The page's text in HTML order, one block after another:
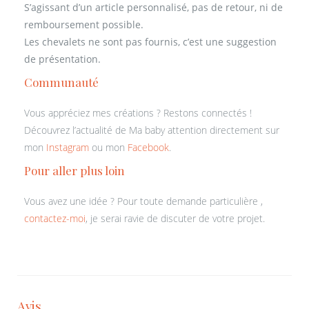
S’agissant d’un article personnalisé, pas de retour, ni de
remboursement possible.
Les chevalets ne sont pas fournis, c’est une suggestion
de présentation.
Communauté
Vous appréciez mes créations ? Restons connectés !
Découvrez l’actualité de Ma baby attention directement sur
mon Instagram ou mon Facebook.
Pour aller plus loin
Vous avez une idée ? Pour toute demande particulière ,
contactez-moi, je serai ravie de discuter de votre projet.